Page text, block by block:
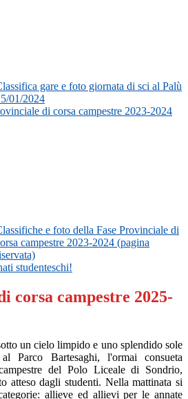
gare e foto giornata di sci al Palù
01/2024
di corsa campestre 2023-2024
e foto della Fase Provinciale di
campestre 2023-2024 (pagina
studenteschi!
corsa campestre 2025-
un cielo limpido e uno splendido sole
Parco Bartesaghi, l'ormai consueta
del Polo Liceale di Sondrio,
atteso dagli studenti. Nella mattinata si
allieve ed allievi per le annate